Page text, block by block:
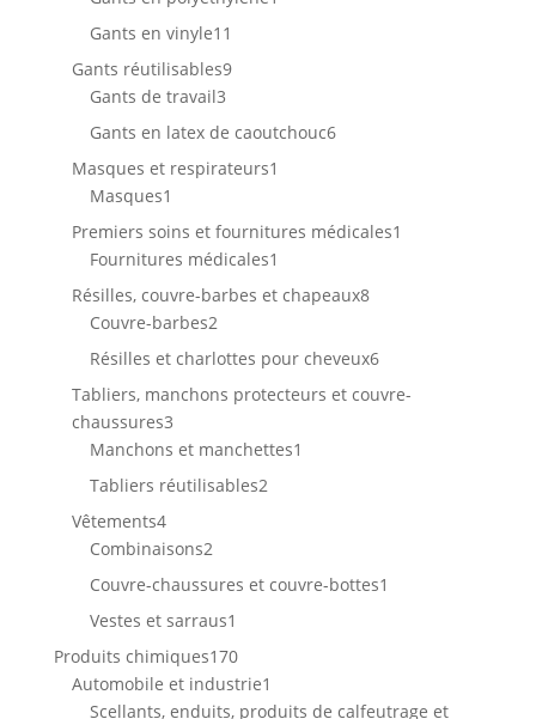
Gants en vinyle11
Gants réutilisables99
Gants de travail33
produits
Gants en latex de caoutchouc66
Masques et respirateurs1
Masques1
produit
Premiers soins et fournitures médicales1
Fournitures médicales1
produit
Résilles, couvre-barbes et chapeaux88
Couvre-barbes22
produits
Résilles et charlottes pour cheveux66
Tabliers, manchons protecteurs et couvre-
chaussures33
produits
Manchons et manchettes1
Tabliers réutilisables22
Vêtements44
produits
Combinaisons22
produits
Couvre-chaussures et couvre-bottes1
Vestes et sarraus1
produit
Produits chimiques170170
produits
Automobile et industrie1
produit
Scellants, enduits, produits de calfeutrage et